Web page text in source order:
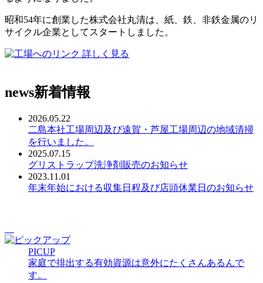
昭和54年に創業した株式会社丸清は、紙、鉄、非鉄金属のリ
サイクル企業としてスタートしました。
詳しく見る
news新着情報
2026.05.22
二島本社工場周辺及び遠賀・芦屋工場周辺の地域清掃
を行いました。
2025.07.15
グリストラップ洗浄剤販売のお知らせ
2023.11.01
年末年始における収集日程及び店頭休業日のお知らせ
PICUP
家庭で排出する有効資源は意外にたくさんあるんで
す。